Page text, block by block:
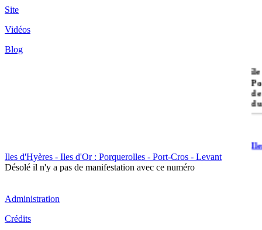
Site
Vidéos
Blog
île
Iles d'Hyères - Iles d'Or : Porquerolles - Port-Cros - Levant
Désolé il n'y a pas de manifestation avec ce numéro
Administration
Crédits